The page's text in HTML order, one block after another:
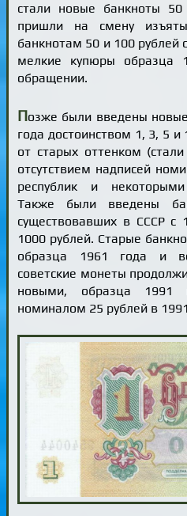
стали новые банкноты
пришли на смену
банкнотам 50 и 100 рублей
мелкие купюры образца
обращении.
Позже были введены
года достоинством 1, 3, 5
от старых оттенком
отсутствием надписей
республик и
Также были введены
существовавших в СССР с
1000 рублей. Старые
образца 1961 года и
советские монеты
новыми, образца 1991
номиналом 25 рублей в